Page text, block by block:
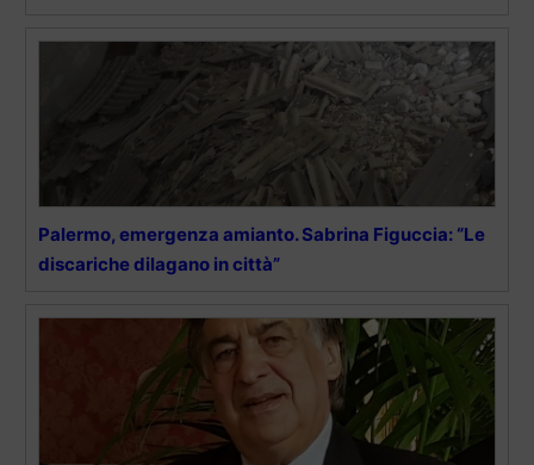
Palermo, emergenza amianto. Sabrina Figuccia: “Le
discariche dilagano in città”